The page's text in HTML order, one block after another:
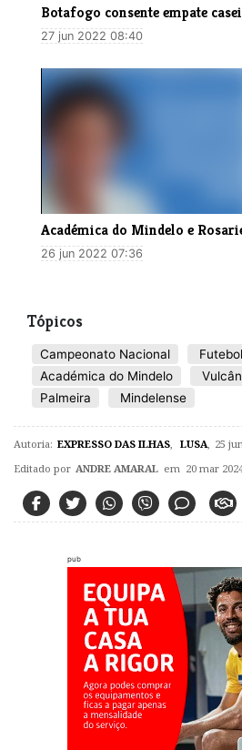
Botafogo consente empate
27 jun 2022 08:40
Académica do Mindelo e
26 jun 2022 07:36
Tópicos
Campeonato Nacional Futebol
Académica do Mindelo
Palmeira
Mindelense
Autoria: EXPRESSO DAS ILHAS LUSA 25
Editado por ANDRE AMARAL em 20 mar
pub